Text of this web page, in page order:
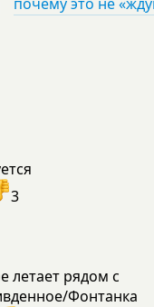
3
летает рядом с
Фонтанка